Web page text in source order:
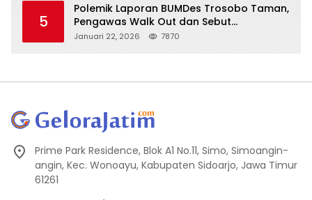
5
Polemik Laporan BUMDes Trosobo Taman,
Pengawas Walk Out dan Sebut
Kejanggalan
Januari 22, 2026 7870
Prime Park Residence, Blok A1 No.11, Simo, Simoangin-
angin, Kec. Wonoayu, Kabupaten Sidoarjo, Jawa Timur
61261